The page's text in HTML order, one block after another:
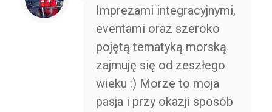
Imprezami integracyjnymi,
eventami oraz szeroko
pojętą tematyką morską
zajmuję się od zeszłego
wieku :) Morze to moja
pasja i przy okazji sposób